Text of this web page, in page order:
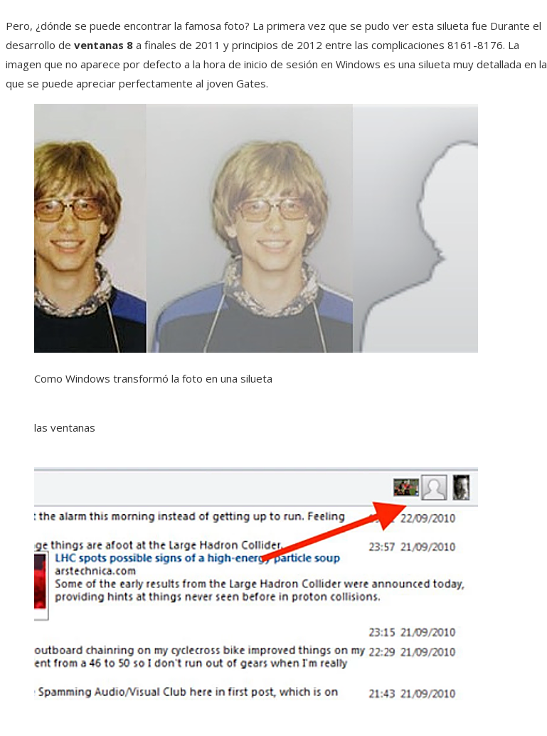
Pero, ¿dónde se puede encontrar la famosa foto? La primera vez que se pudo ver esta silueta fue Durante el
desarrollo de ventanas 8 a finales de 2011 y principios de 2012 entre las complicaciones 8161-8176. La
imagen que no aparece por defecto a la hora de inicio de sesión en Windows es una silueta muy detallada en la
que se puede apreciar perfectamente al joven Gates.
Como Windows transformó la foto en una silueta
las ventanas